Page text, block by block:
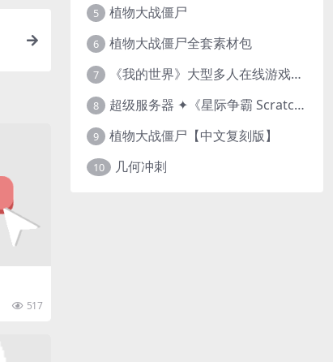
517
5 植物大战僵尸
6 植物大战僵尸全套素材包
7 《我的世界》大型多人在线游戏（MMO）v1.7
8 超级服务器 ✦《星际争霸 Scratch（经典版本）》
9 植物大战僵尸【中文复刻版】
10 几何冲刺